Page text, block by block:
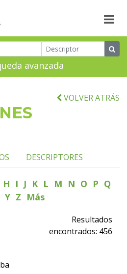
avanzada
VOLVER ATRÁS
DESCRIPTORES
H I J K L M N O P Q
Y Z Más
Resultados
encontrados: 456